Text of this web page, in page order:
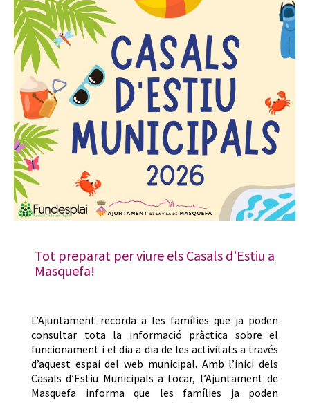
Tot preparat per viure els Casals d’Estiu a
Masquefa!
L’Ajuntament recorda a les famílies que ja poden
consultar tota la informació pràctica sobre el
funcionament i el dia a dia de les activitats a través
d’aquest espai del web municipal. Amb l’inici dels
Casals d’Estiu Municipals a tocar, l’Ajuntament de
Masquefa informa que les famílies ja poden